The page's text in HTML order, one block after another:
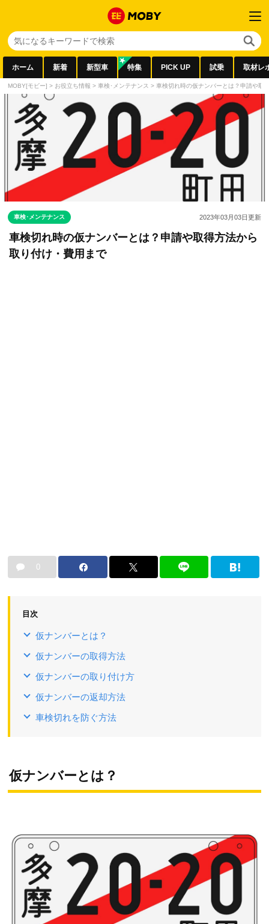
ホーム 新着 新型車 特集 PICK UP 試乗 取材レ
MOBY[モビー] > お役立ち情報 > 車検･メンテナンス > 車検切れ時の仮ナンバーとは？申請や取
車検･メンテナンス 2023年03月03日更新
車検切れ時の仮ナンバーとは？申請や取得方法から
取り付け・費用まで
0
目次
仮ナンバーとは？
仮ナンバーの取得方法
仮ナンバーの取り付け方
仮ナンバーの返却方法
車検切れを防ぐ方法
仮ナンバーとは？